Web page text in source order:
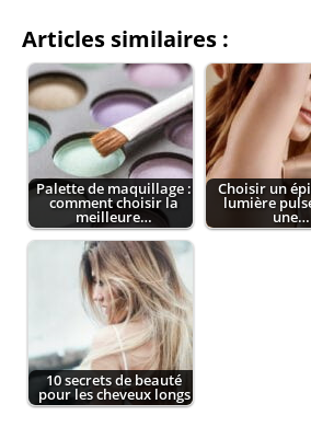
Articles similaires :
Palette de maquillage :
comment choisir la
meilleure…
Choisir un
lumière
une…
10 secrets de beauté
pour les cheveux longs